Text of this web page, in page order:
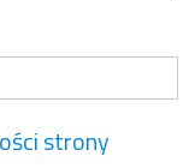
strony